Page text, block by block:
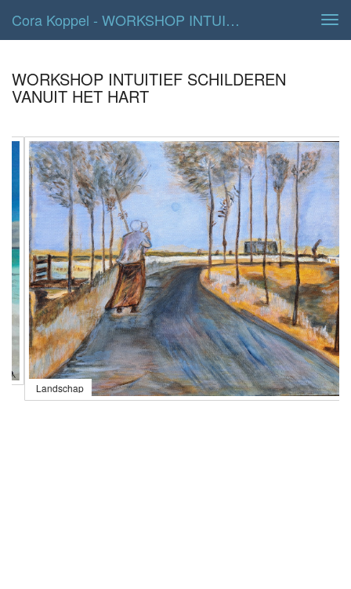
Cora Koppel - WORKSHOP INTUITIEF SCHILDEREN VANUIT HET HART
WORKSHOP INTUITIEF SCHILDEREN
VANUIT HET HART
Landschap